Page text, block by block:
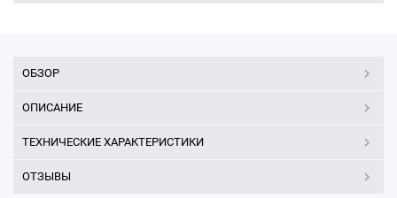
ОБЗОР
ОПИСАНИЕ
ТЕХНИЧЕСКИЕ ХАРАКТЕРИСТИКИ
ОТЗЫВЫ